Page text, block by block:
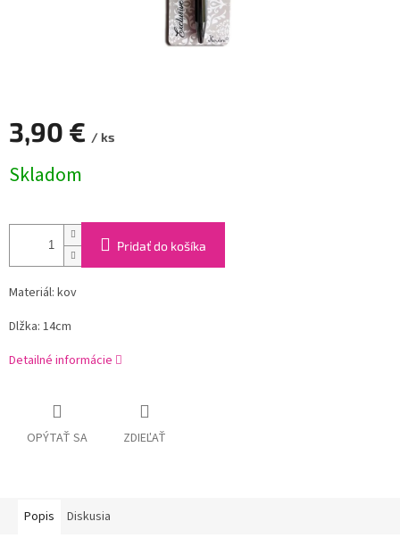
3,90 € / ks
cena:
Skladom
Pridať do košíka
Materiál: kov
Dlžka: 14cm
Detailné informácie
OPÝTAŤ SA ZDIEĽAŤ
Popis Diskusia